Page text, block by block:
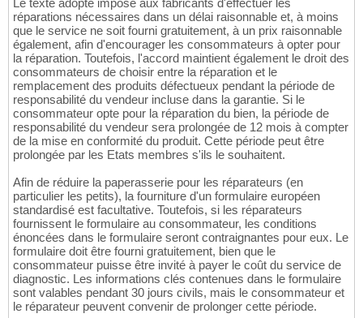
Le texte adopté impose aux fabricants d'effectuer les
réparations nécessaires dans un délai raisonnable et, à moins
que le service ne soit fourni gratuitement, à un prix raisonnable
également, afin d'encourager les consommateurs à opter pour
la réparation. Toutefois, l'accord maintient également le droit des
consommateurs de choisir entre la réparation et le
remplacement des produits défectueux pendant la période de
responsabilité du vendeur incluse dans la garantie. Si le
consommateur opte pour la réparation du bien, la période de
responsabilité du vendeur sera prolongée de 12 mois à compter
de la mise en conformité du produit. Cette période peut être
prolongée par les Etats membres s'ils le souhaitent.
Afin de réduire la paperasserie pour les réparateurs (en
particulier les petits), la fourniture d'un formulaire européen
standardisé est facultative. Toutefois, si les réparateurs
fournissent le formulaire au consommateur, les conditions
énoncées dans le formulaire seront contraignantes pour eux. Le
formulaire doit être fourni gratuitement, bien que le
consommateur puisse être invité à payer le coût du service de
diagnostic. Les informations clés contenues dans le formulaire
sont valables pendant 30 jours civils, mais le consommateur et
le réparateur peuvent convenir de prolonger cette période.